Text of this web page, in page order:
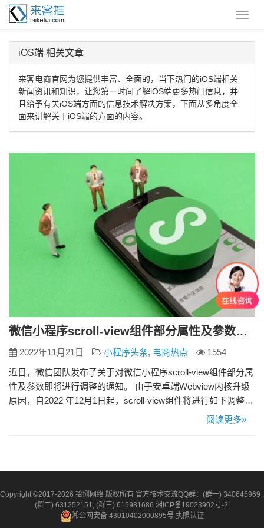
iOS端 相关文章
来客电商官网为您提供丰富、全面的，当下热门的iOS端相关
新闻资讯和知识，让您第一时间了解iOS端更多热门信息，并
且给予有关iOS端方面的信息技术解决方案，下面从多角度全
面来讲解关于iOS端的方面的内容。
微信小程序scroll-view组件部分属性及参数即将调整
2022年11月21日 小程序头条, 电商热点
1554
近日，微信团队发布了关于对微信小程序scroll-view组件部分属
性及参数即将进行调整的通知。 由于安卓端Webview内核升级
原因，自2022 年12月1日起，scroll-view组件将进行如下调整：
1、废弃在安卓端的 scroll-view 组件的 fast-deceleration 属性。
阅读更多»
Copyright ©2017-2026 拾捌网络 版权所有 官方技术交流QQ群：(群一) 340645969 ,
(群二) 631252151, (群三) 615981686 湘ICP备19023902号-2
湘公网安备 43010402000895号 执照认证